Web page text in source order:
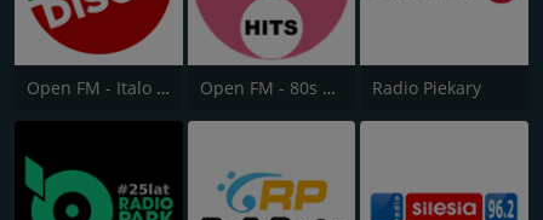
Open FM - Italo Disco Open FM - 80s Hits Radio Piekary